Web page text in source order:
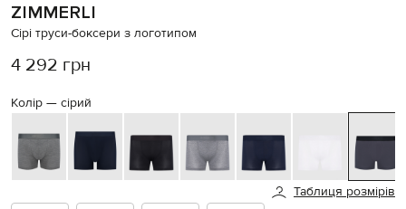
ZIMMERLI
Сірі труси-боксери з логотипом
4 292 грн
Колір — сірий
Таблиця розмірів